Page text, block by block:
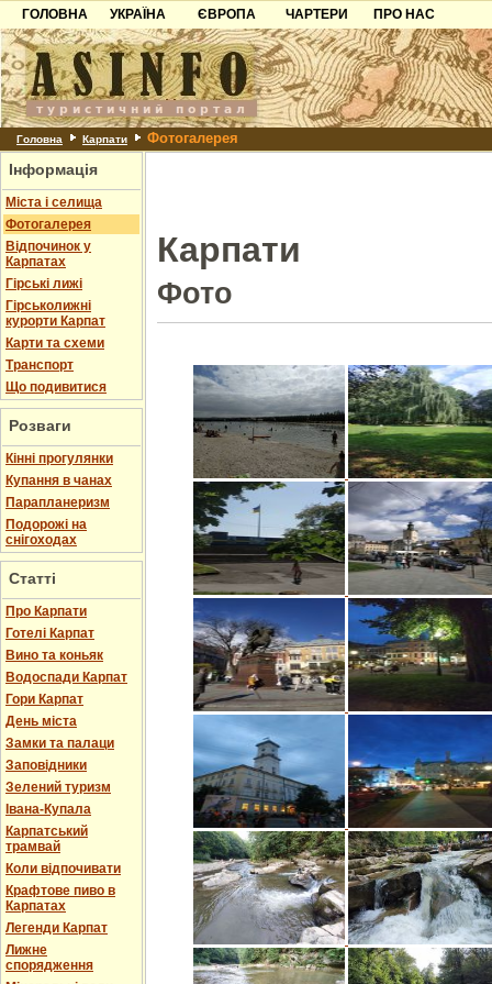
ГОЛОВНА
УКРАЇНА
Карпати
Азов
Причорноморря
Шацьк
ЄВРОПА
Чорногорія
Хорватія
Болгарія
Албанія
ЧАРТЕРИ
ПРО НАС
Контакти
Партнерам
Додати готель
Головна Карпати Фотогалерея
Інформація
Міста і селища
Фотогалерея
Відпочинок у
Карпатах
Гірські лижі
Гірськолижні
курорти Карпат
Карти та схеми
Транспорт
Що подивитися
Розваги
Кінні прогулянки
Купання в чанах
Парапланеризм
Подорожі на
снігоходах
Статті
Про Карпати
Готелі Карпат
Вино та коньяк
Водоспади Карпат
Гори Карпат
День міста
Замки та палаци
Заповідники
Зелений туризм
Івана-Купала
Карпатський
трамвай
Коли відпочивати
Крафтове пиво в
Карпатах
Легенди Карпат
Лижне
спорядження
Карпати
Фото